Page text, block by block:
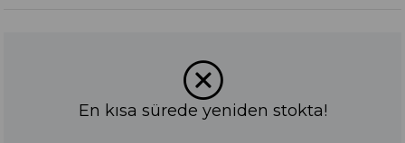
En kısa sürede yeniden stokta!